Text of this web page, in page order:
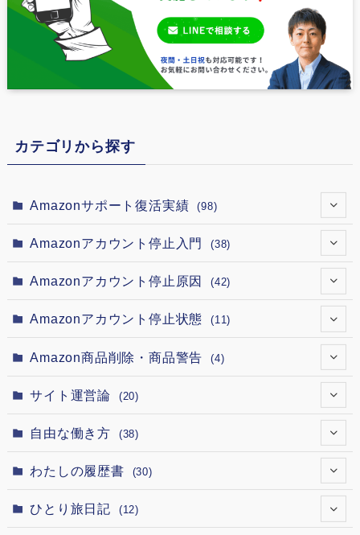
カテゴリから探す
Amazonサポート復活実績 (98)
(7)
(12)
(12)
(12)
(12)
(1)
Amazonアカウント停止入門 (38)
(4)
(2)
(5)
(1)
(7)
Amazonアカウント停止原因 (42)
(1)
(4)
(1)
(2)
Amazonアカウント停止状態 (11)
(1)
(1)
(1)
(5)
Amazon商品削除・商品警告 (4)
サイト運営論 (20)
(1)
(1)
自由な働き方 (38)
(1)
(15)
わたしの履歴書 (30)
(5)
ひとり旅日記 (12)